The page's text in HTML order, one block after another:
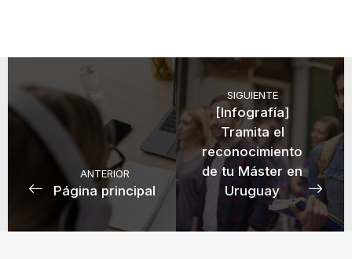
ANTERIOR
Página principal
SIGUIENTE
[Infografía]
Tramita el
reconocimiento
de tu Máster en
Uruguay